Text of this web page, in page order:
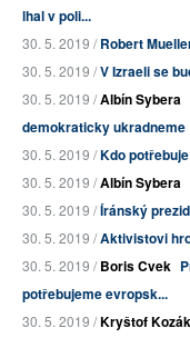
lhal v poli...
30. 5. 2019 /Robert
30. 5. 2019 /V Izraeli se
30. 5. 2019 /Albín Sybera
demokraticky ukradneme
30. 5. 2019 /Kdo
30. 5. 2019 /Albín Sybera
30. 5. 2019 /Íránský
30. 5. 2019 /Aktivistovi
30. 5. 2019 /Boris Cvek
potřebujeme evropsk...
30. 5. 2019 /Kryštof Kozák